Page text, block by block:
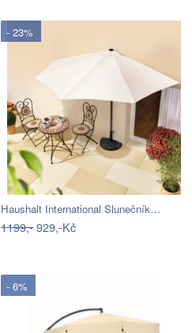
- 23%
Haushalt International Slunečník…
1199,-929,-Kč
- 6%